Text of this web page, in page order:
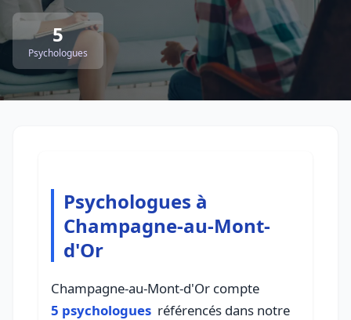
5
Psychologues
Psychologues à
Champagne-au-Mont-
d'Or
Champagne-au-Mont-d'Or compte
5 psychologues référencés dans notre